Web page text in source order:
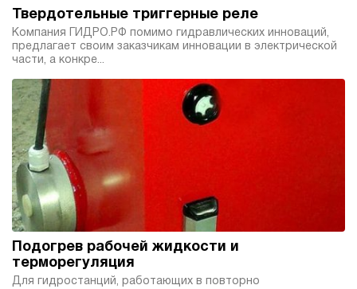
Твердотельные триггерные реле
Компания ГИДРО.РФ помимо гидравлических инноваций,
предлагает своим заказчикам инновации в электрической
части, а конкре...
Подогрев рабочей жидкости и
терморегуляция
Для гидростанций, работающих в повторно